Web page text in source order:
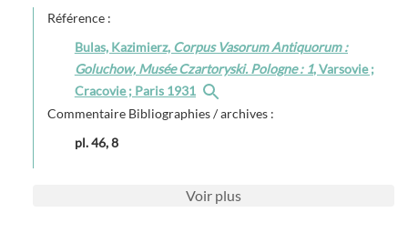
Référence :
Bulas, Kazimierz, Corpus Vasorum Antiquorum :
Goluchow, Musée Czartoryski. Pologne : 1, Varsovie ;
Cracovie ; Paris 1931
Commentaire Bibliographies / archives :
pl. 46, 8
Voir plus